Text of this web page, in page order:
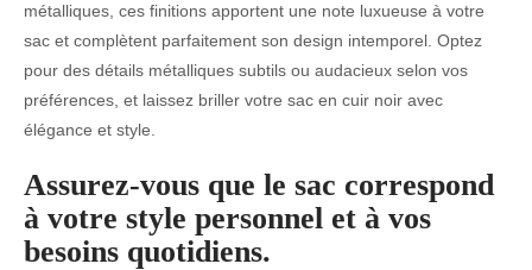
métalliques, ces finitions apportent une note luxueuse à votre
sac et complètent parfaitement son design intemporel. Optez
pour des détails métalliques subtils ou audacieux selon vos
préférences, et laissez briller votre sac en cuir noir avec
élégance et style.
Assurez-vous que le sac correspond
à votre style personnel et à vos
besoins quotidiens.